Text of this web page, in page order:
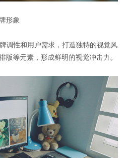
形象
调性和用户需求，打造独特的视觉风
版等元素，形成鲜明的视觉冲击力。